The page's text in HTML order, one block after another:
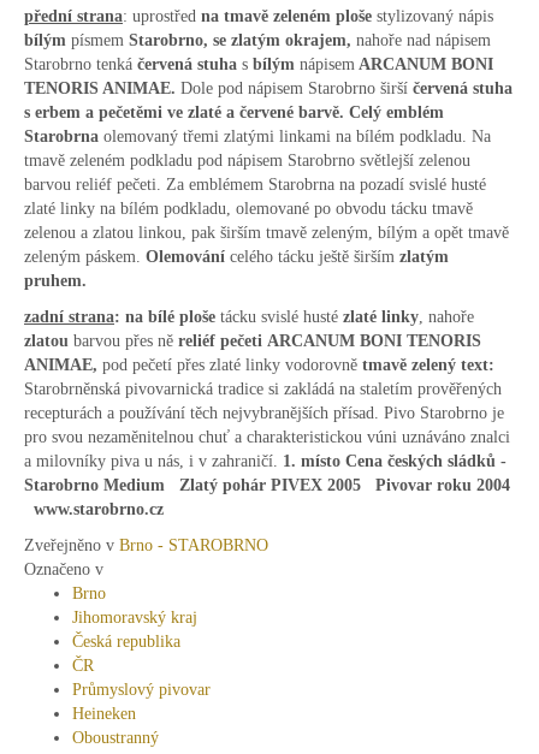
přední strana: uprostřed na tmavě zeleném ploše stylizovaný nápis
bílým písmem Starobrno, se zlatým okrajem, nahoře nad nápisem
Starobrno tenká červená stuha s bílým nápisem ARCANUM BONI
TENORIS ANIMAE. Dole pod nápisem Starobrno širší červená stuha
s erbem a pečetěmi ve zlaté a červené barvě. Celý emblém
Starobrna olemovaný třemi zlatými linkami na bílém podkladu. Na
tmavě zeleném podkladu pod nápisem Starobrno světlejší zelenou
barvou reliéf pečeti. Za emblémem Starobrna na pozadí svislé husté
zlaté linky na bílém podkladu, olemované po obvodu tácku tmavě
zelenou a zlatou linkou, pak širším tmavě zeleným, bílým a opět tmavě
zeleným páskem. Olemování celého tácku ještě širším zlatým
pruhem.
zadní strana: na bílé ploše tácku svislé husté zlaté linky , nahoře
zlatou barvou přes ně reliéf pečeti ARCANUM BONI TENORIS
ANIMAE, pod pečetí přes zlaté linky vodorovně tmavě zelený text:
Starobrněnská pivovarnická tradice si zakládá na staletím prověřených
recepturách a používání těch nejvybranějších přísad. Pivo Starobrno je
pro svou nezaměnitelnou chuť a charakteristickou vúni uznáváno znalci
a milovníky piva u nás, i v zahraničí. 1. místo Cena českých sládků -
Starobrno Medium Zlatý pohár PIVEX 2005 Pivovar roku 2004
www.starobrno.cz
Zveřejněno v Brno - STAROBRNO
Označeno v
Brno
Jihomoravský kraj
Česká republika
ČR
Průmyslový pivovar
Heineken
Oboustranný